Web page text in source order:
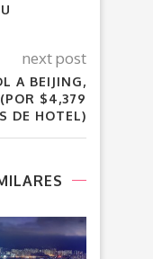
next post
A BEIJING,
$4,379
DE HOTEL)